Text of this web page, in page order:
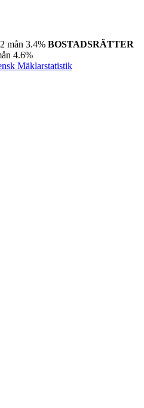
mån 3.4% BOSTADSRÄTTER
4.6%
Mäklarstatistik